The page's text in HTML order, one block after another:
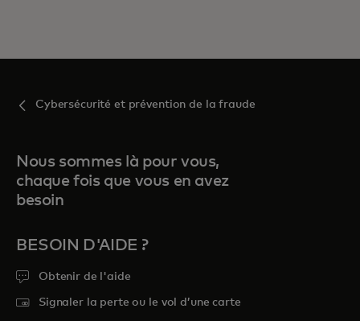
Cybersécurité et prévention de la fraude
Nous sommes là pour vous,
chaque fois que vous en avez
besoin
BESOIN D'AIDE ?
Obtenir de l'aide
Signaler la perte ou le vol d’une carte